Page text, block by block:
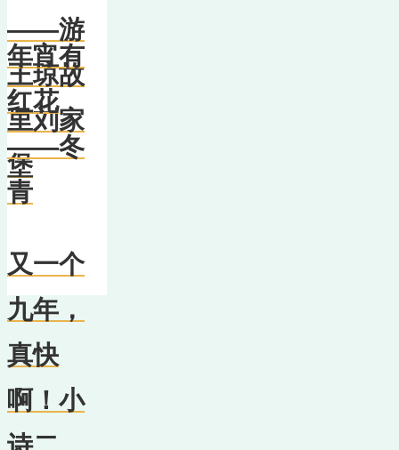
——游
王琼故
里刘家
堡
年宵有
红花
——冬
青
又一个
九年，
真快
啊！小